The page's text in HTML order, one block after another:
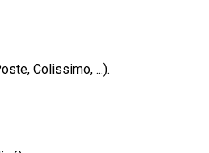
Colissimo, ...).